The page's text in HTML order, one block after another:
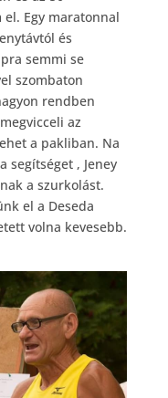
Egy maratonnal
és
semmi se
szombaton
rendben
az
a pakliban. Na
segítséget , Jeney
a szurkolást.
el a Deseda
volna kevesebb.